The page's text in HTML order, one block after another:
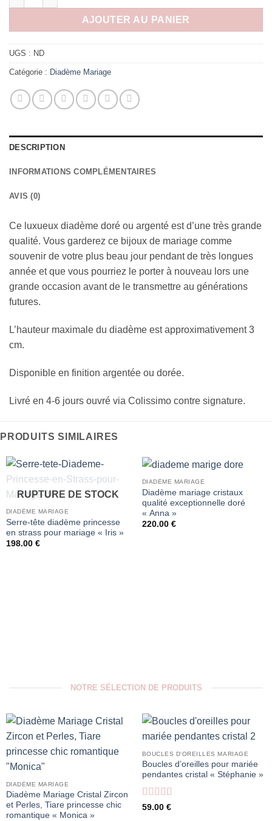
AJOUTER AU PANIER
UGS : ND
Catégorie : Diadème Mariage
DESCRIPTION
INFORMATIONS COMPLÉMENTAIRES
AVIS (0)
Ce luxueux diadème doré ou argenté est d’une très grande
qualité. Vous garderez ce bijoux de mariage comme
souvenir de votre plus beau jour pendant de très longues
année et que vous pourriez le porter à nouveau lors une
grande occasion avant de le transmettre au générations
futures.
L’hauteur maximale du diadème est approximativement 3
cm.
Disponible en finition argentée ou dorée.
Livré en 4-6 jours ouvré via Colissimo contre signature.
PRODUITS SIMILAIRES
RUPTURE DE STOCK
DIADÈME MARIAGE
Serre-tête diadème princesse
en strass pour mariage « Iris »
198.00 €
DIADÈME MARIAGE
Diadème mariage cristaux
qualité exceptionnelle doré
« Anna »
220.00 €
NOTRE SÉLECTION DE PRODUITS
DIADÈME MARIAGE
Diadème Mariage Cristal Zircon
et Perles, Tiare princesse chic
romantique « Monica »
BOUCLES D'OREILLES MARIAGE
Boucles d’oreilles pour mariée
pendantes cristal « Stéphanie »
Note5sur 5
59.00 €